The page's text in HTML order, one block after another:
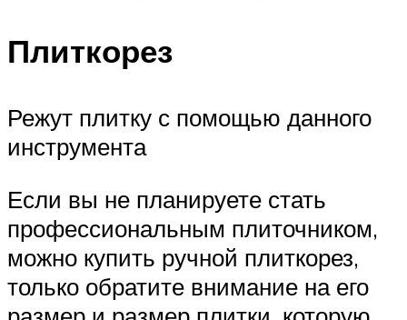
Плиткорез
Режут плитку с помощью данного
инструмента
Если вы не планируете стать
профессиональным плиточником,
можно купить ручной плиткорез,
только обратите внимание на его